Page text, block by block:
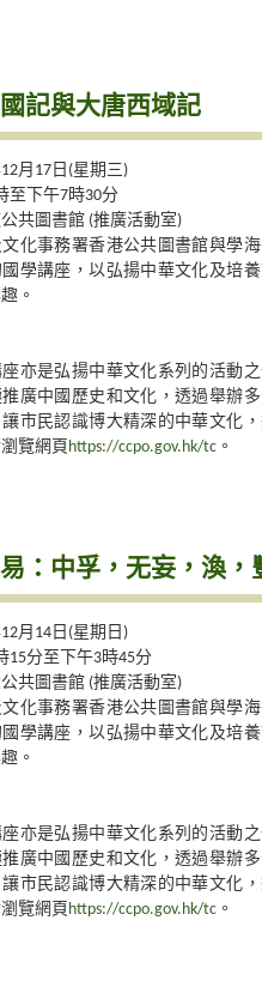
記與大唐西域記
月17日(星期三)
至下午7時30分
共圖書館 (推廣活動室)
化事務署香港公共圖書館與學
學講座，以弘揚中華文化及培
。
亦是弘揚中華文化系列的活動
推廣中國歷史和文化，透過舉辦
市民認識博大精深的中華文化
覽網頁 https://ccpo.gov.hk/tc 。
：中孚，无妄，渙，
月14日(星期日)
15分至下午3時45分
共圖書館 (推廣活動室)
化事務署香港公共圖書館與學
學講座，以弘揚中華文化及培
。
亦是弘揚中華文化系列的活動
廣中國歷史和文化，透過舉辦
市民認識博大精深的中華文化
覽網頁https://ccpo.gov.hk/tc 。